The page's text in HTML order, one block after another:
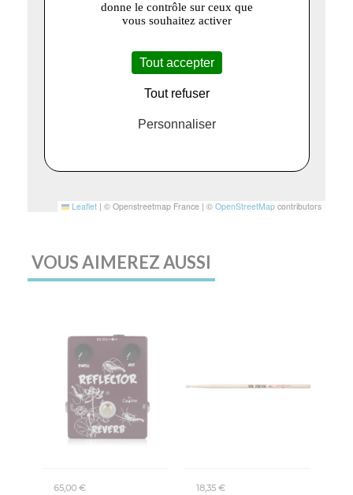
Leaflet | © Openstreetmap France | © OpenStreetMap contributors
VOUS AIMEREZ AUSSI
65,00 € 18,35 €
donne le contrôle sur ceux que
vous souhaitez activer
Tout accepter
Tout refuser
Personnaliser